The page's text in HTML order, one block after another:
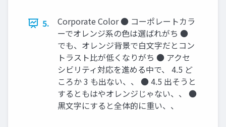
5.
Corporate Color ● コーポレートカラ
ーでオレンジ系の色は選ばれがち ●
でも、オレンジ背景で白文字だとコン
トラスト比が低くなりがち ● アクセ
シビリティ対応を進める中で、 4.5 ど
ころか 3 も出ない、、 ● 4.5 出そうと
するともはやオレンジじゃない、、 ●
黒文字にすると全体的に重い、、